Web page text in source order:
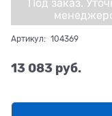
Под заказ.
Артикул: 104369
13 083 руб.